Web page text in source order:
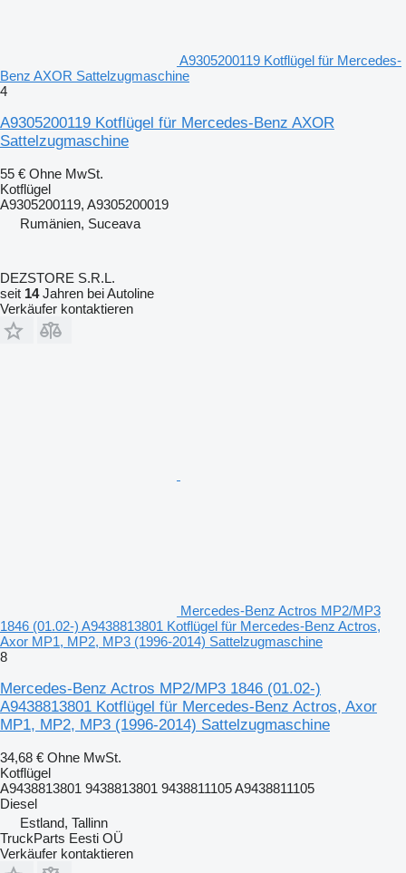
A9305200119 Kotflügel für Mercedes-
Benz AXOR Sattelzugmaschine
4
A9305200119 Kotflügel für Mercedes-Benz AXOR
Sattelzugmaschine
55 € Ohne MwSt.
Kotflügel
A9305200119, A9305200019
Rumänien, Suceava
DEZSTORE S.R.L.
seit 14Jahren bei Autoline
Verkäufer kontaktieren
Mercedes-Benz Actros MP2/MP3
1846 (01.02-) A9438813801 Kotflügel für Mercedes-Benz Actros,
Axor MP1, MP2, MP3 (1996-2014) Sattelzugmaschine
8
Mercedes-Benz Actros MP2/MP3 1846 (01.02-)
A9438813801 Kotflügel für Mercedes-Benz Actros, Axor
MP1, MP2, MP3 (1996-2014) Sattelzugmaschine
34,68 € Ohne MwSt.
Kotflügel
A9438813801 9438813801 9438811105 A9438811105
Diesel
Estland, Tallinn
TruckParts Eesti OÜ
Verkäufer kontaktieren